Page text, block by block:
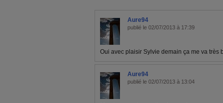
Aure94
publié le 02/07/2013 à 17:39
Oui avec plaisir Sylvie demain ça me va très
Aure94
publié le 02/07/2013 à 13:04